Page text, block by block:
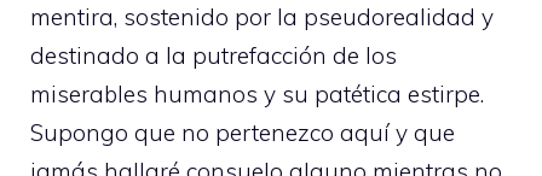
mentira, sostenido por la pseudorealidad y
destinado a la putrefacción de los
miserables humanos y su patética estirpe.
Supongo que no pertenezco aquí y que